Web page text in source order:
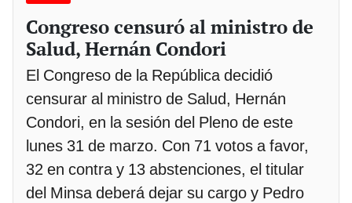
Congreso censuró al ministro de
Salud, Hernán Condori
El Congreso de la República decidió
censurar al ministro de Salud, Hernán
Condori, en la sesión del Pleno de este
lunes 31 de marzo. Con 71 votos a favor,
32 en contra y 13 abstenciones, el titular
del Minsa deberá dejar su cargo y Pedro